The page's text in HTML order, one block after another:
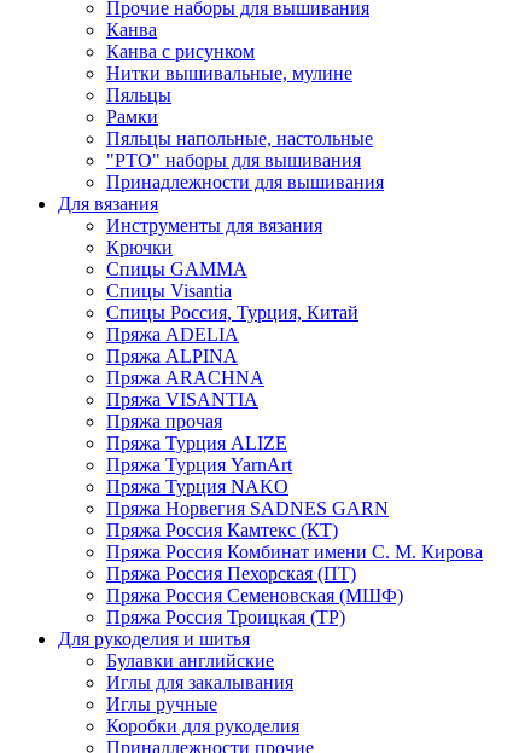
Прочие наборы для вышивания
Канва
Канва с рисунком
Нитки вышивальные, мулине
Пяльцы
Рамки
Пяльцы напольные, настольные
"РТО" наборы для вышивания
Принадлежности для вышивания
Для вязания
Инструменты для вязания
Крючки
Спицы GAMMA
Спицы Visantia
Спицы Россия, Турция, Китай
Пряжа ADELIA
Пряжа ALPINA
Пряжа ARACHNA
Пряжа VISANTIA
Пряжа прочая
Пряжа Турция ALIZE
Пряжа Турция YarnArt
Пряжа Турция NAKO
Пряжа Норвегия SADNES GARN
Пряжа Россия Камтекс (КТ)
Пряжа Россия Комбинат имени С. М. Кирова
Пряжа Россия Пехорская (ПТ)
Пряжа Россия Семеновская (МШФ)
Пряжа Россия Троицкая (ТР)
Для рукоделия и шитья
Булавки английские
Иглы для закалывания
Иглы ручные
Коробки для рукоделия
Принадлежности прочие